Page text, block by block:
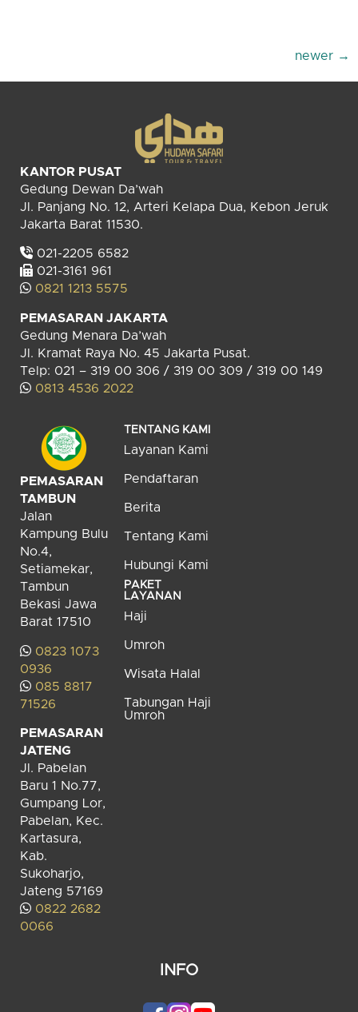
newer →
KANTOR PUSAT
Gedung Dewan Da’wah
Jl. Panjang No. 12, Arteri Kelapa Dua, Kebon Jeruk
Jakarta Barat 11530.
021-2205 6582
021-3161 961
0821 1213 5575
PEMASARAN JAKARTA
Gedung Menara Da’wah
Jl. Kramat Raya No. 45 Jakarta Pusat.
Telp: 021 – 319 00 306 / 319 00 309 / 319 00 149
0813 4536 2022
PEMASARAN
TAMBUN
Jalan
Kampung Bulu
No.4,
Setiamekar,
Tambun
Bekasi Jawa
Barat 17510
0823 1073
0936
085 8817
71526
PEMASARAN
JATENG
Jl. Pabelan
Baru 1 No.77,
Gumpang Lor,
Pabelan, Kec.
Kartasura,
Kab.
Sukoharjo,
Jateng 57169
0822 2682
0066
TENTANG KAMI
Layanan Kami
Pendaftaran
Berita
Tentang Kami
Hubungi Kami
PAKET
LAYANAN
Haji
Umroh
Wisata Halal
Tabungan Haji
Umroh
INFO